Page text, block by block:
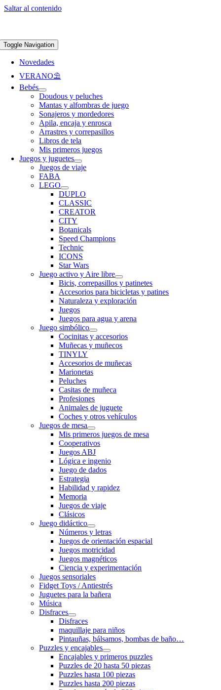
Saltar al contenido
Toggle Navigation
Novedades
VERANO⛱️​
Bebés
Doudous y peluches
Mantas y alfombras de juego
Sonajeros y mordedores
Apila, encaja y enrosca
Arrastres y correpasillos
Libros de tela
Mis primeros juegos
Juegos y juguetes
Juegos de viaje
FABA
LEGO
DUPLO
CLASSIC
CREATOR
CITY
Botanicals
Speed Champions
Technic
ICONS
Star Wars
Juego activo y Aire libre
Bicis, correpasillos y patinetes
Accesorios para bicicletas y patines
Naturaleza y exploración
Juegos
Juegos para agua y arena
Juego simbólico
Cocinitas y accesorios
Muñecas y muñecos
TINYLY
Accesorios de muñecas
Marionetas
Peluches
Casitas de muñeca
Profesiones
Animales de juguete
Coches y otros vehículos
Juegos de mesa
Mis primeros juegos de mesa
Cooperativos
Juegos ABJ
Lógica e ingenio
Juego de dados
Estrategia
Habilidad y rapidez
Memoria
Juegos de viaje
Clásicos
Juego didáctico
Números y letras
Juegos de orientación espacial
Juegos motricidad
Juegos magnéticos
Ciencia y experimentación
Juegos sensoriales
Fidget Toys / Antiestrés
Juguetes para la bañera
Música
Disfraces
Disfraces
maquillaje para niños
Pintauñas, bálsamos, bombas de baño…
Puzzles y encajables
Encajables y primeros puzzles
Puzzles de 20 hasta 50 piezas
Puzzles hasta 100 piezas
Puzzles hasta 200 piezas